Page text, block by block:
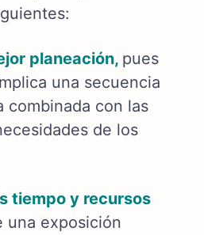
planeación, pues
una secuencia
combinada con las
de los
tiempo y recursos
una exposición